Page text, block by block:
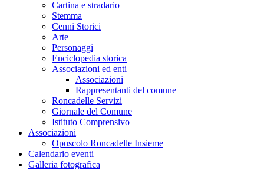
Cartina e stradario
Stemma
Cenni Storici
Arte
Personaggi
Enciclopedia storica
Associazioni ed enti
Associazioni
Rappresentanti del comune
Roncadelle Servizi
Giornale del Comune
Istituto Comprensivo
Associazioni
Opuscolo Roncadelle Insieme
Calendario eventi
Galleria fotografica